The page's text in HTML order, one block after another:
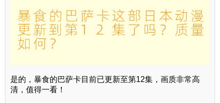
是的，暴食的巴萨卡目前已更新至第12集，画质非常高
清，值得一看！